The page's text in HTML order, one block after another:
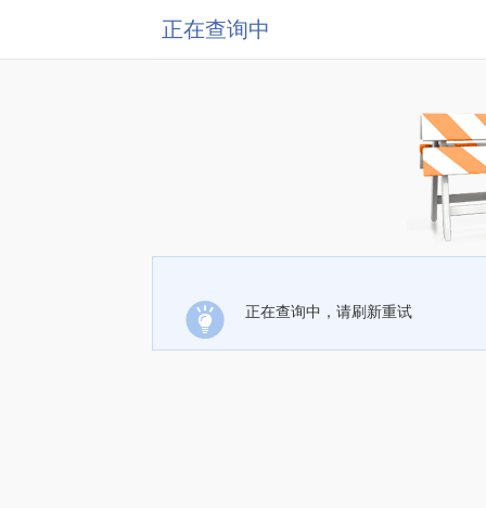
正在查询中
正在查询中，请刷新重试